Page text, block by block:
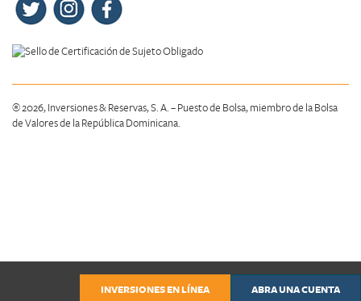
ABRA UNA CUENTA
INVERSIONES EN LÍNEA
® 2026, Inversiones & Reservas, S. A. – Puesto de Bolsa, miembro de la Bolsa
de Valores de la República Dominicana.